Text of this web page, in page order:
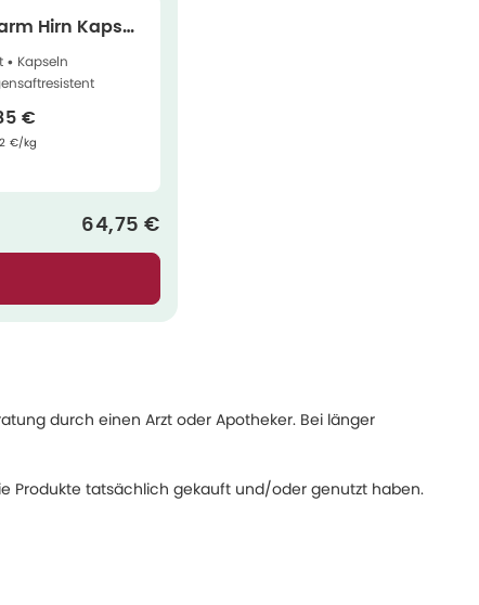
Hirn Kapsel
• Kapseln
€
:
€/kg
Verkaufspreis
64,75 €
durch einen Arzt oder Apotheker. Bei länger
Produkte tatsächlich gekauft und/oder genutzt haben.